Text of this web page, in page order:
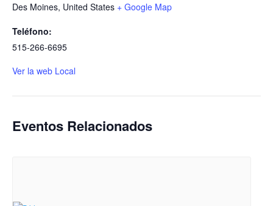
Des Moines, United States + Google Map
Teléfono:
515-266-6695
Ver la web Local
Eventos Relacionados